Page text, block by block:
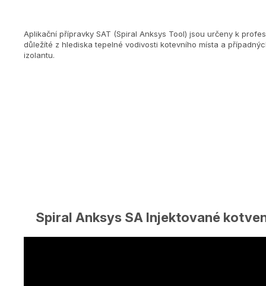
Aplikační přípravky SAT (Spiral Anksys Tool) jsou určeny k
důležíté z hlediska tepelné vodivosti kotevního místa a
izolantu.
Spiral Anksys SA Injektované